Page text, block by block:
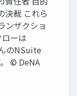
決裁 これら
ンザクショ
ーは
のNSuite
© DeNA